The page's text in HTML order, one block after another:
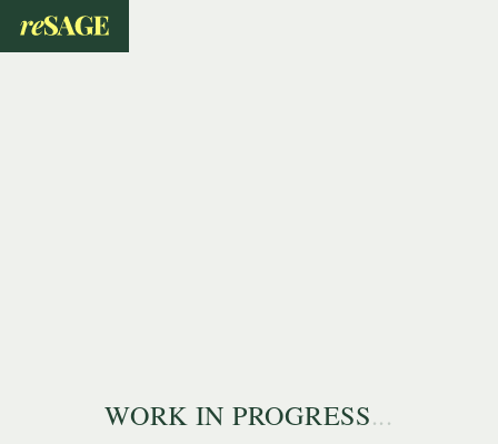
WORK IN PROGRESS...